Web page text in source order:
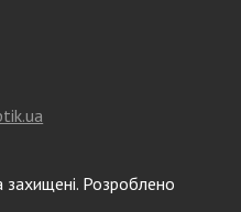
захищені. Розроблено